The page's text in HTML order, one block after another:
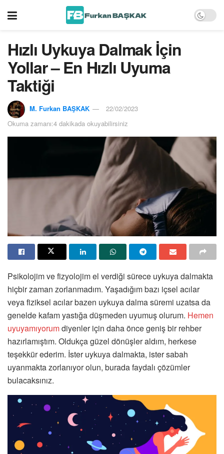
Hızlı Uykuya Dalmak İçin
Yollar – En Hızlı Uyuma
Taktiği
M. Furkan BAŞKAK
22/02/2023
Okuma zamanı:4 dakikada okuyabilirsiniz
Psikolojim ve fizyolojim el verdiği sürece uykuya dalmakta
hiçbir zaman zorlanmadım. Yaşadığım bazı içsel acılar
veya fiziksel acılar bazen uykuya dalma süremi uzatsa da
genelde kafam yastığa düşmeden uyumuş olurum. Hemen
uyuyamıyorumdiyenler için daha önce geniş bir rehber
hazırlamıştım. Oldukça güzel dönüşler aldım, herkese
teşekkür ederim. İster uykuya dalmakta, ister sabah
uyanmakta zorlanıyor olun, burada faydalı çözümler
bulacaksınız.